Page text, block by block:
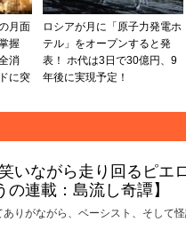
月面
握
消
に突
ロシアが月に「原子力発電ホ
テル」をオープンすると発
表！ ホ代は3日で30億円、9
年後に実現予定！
いながら走り回るピエ
の連載：島流し奇譚】
りがながら、ベーシスト、そして